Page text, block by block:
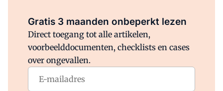
Gratis 3 maanden onbeperkt lezen
Direct toegang tot alle artikelen,
voorbeelddocumenten, checklists en cases
over ongevallen.